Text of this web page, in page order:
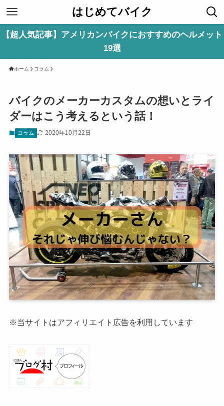
はじめてバイク
【超人気記事】アメリカンバイクにおすすめのヘルメット
19選
ホーム コラム
バイクのメーカーカスタムの想いとライ
ダーはこう考えるという話！
コラム 2020年10月22日
※当サイトはアフィリエイト広告を利用しています